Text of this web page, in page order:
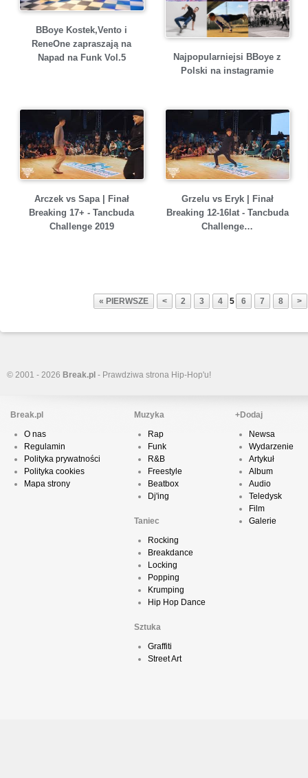
BBoye Kostek,Vento i
ReneOne zapraszają na
Napad na Funk Vol.5
Najpopularniejsi BBoye z
Polski na instagramie
Arczek vs Sapa | Finał
Breaking 17+ - Tancbuda
Challenge 2019
Grzelu vs Eryk | Finał
Breaking 12-16lat - Tancbuda
Challenge…
« PIERWSZE < 2 3 4 5 6 7 8 >
© 2001 - 2026 Break.pl - Prawdziwa strona Hip-Hop'u!
Break.pl
O nas
Regulamin
Polityka prywatności
Polityka cookies
Mapa strony
Muzyka
Rap
Funk
R&B
Freestyle
Beatbox
Dj'ing
Taniec
Rocking
Breakdance
Locking
Popping
Krumping
Hip Hop Dance
Sztuka
Graffiti
Street Art
+Dodaj
Newsa
Wydarzenie
Artykuł
Album
Audio
Teledysk
Film
Galerie